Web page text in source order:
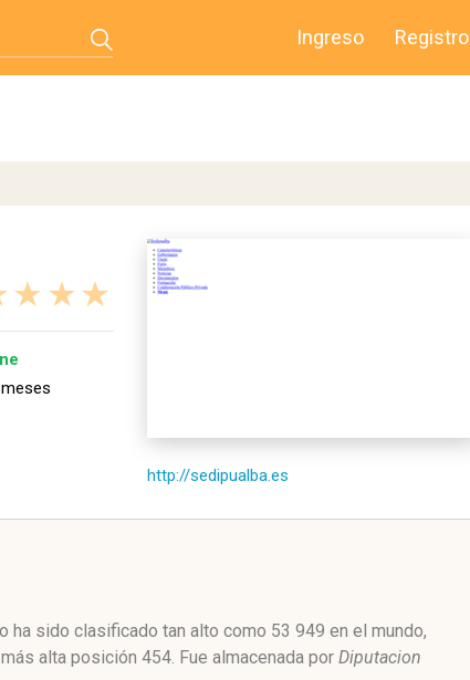
Ingreso Registro
http://sedipualba.es
sido clasificado tan alto como 53 949 en el mundo,
alta posición 454. Fue almacenada por Diputacion